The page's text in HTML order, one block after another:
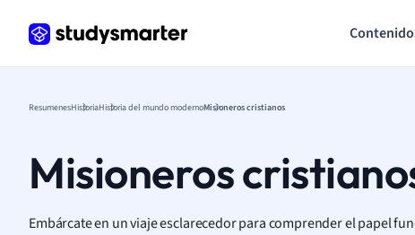
ResumenesHistoriaHistoria del mundo modernoMisioneros cristianos
Misioneros
Embárcate en un viaje esclarecedor para comprender el papel